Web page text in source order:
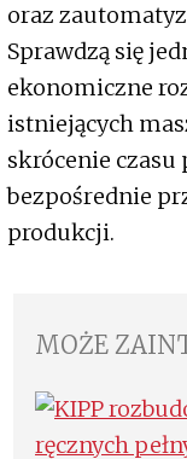
oraz
Sprawdzą się
ekonomiczne
istniejących
skrócenie
bezpośrednie
produkcji.
MOŻE